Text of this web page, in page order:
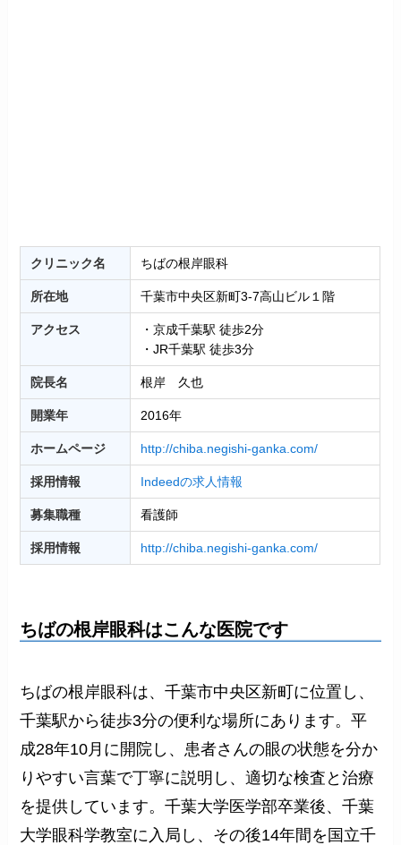
クリニック名 ちばの根岸眼科
所在地 千葉市中央区新町3-7高山ビル１階
アクセス
・京成千葉駅 徒歩2分
・JR千葉駅 徒歩3分
院長名 根岸 久也
開業年 2016年
ホームページ http://chiba.negishi-ganka.com/
採用情報 Indeedの求人情報
募集職種 看護師
採用情報 http://chiba.negishi-ganka.com/
ちばの根岸眼科はこんな医院です
ちばの根岸眼科は、千葉市中央区新町に位置し、
千葉駅から徒歩3分の便利な場所にあります。平
成28年10月に開院し、患者さんの眼の状態を分か
りやすい言葉で丁寧に説明し、適切な検査と治療
を提供しています。千葉大学医学部卒業後、千葉
大学眼科学教室に入局し、その後14年間を国立千